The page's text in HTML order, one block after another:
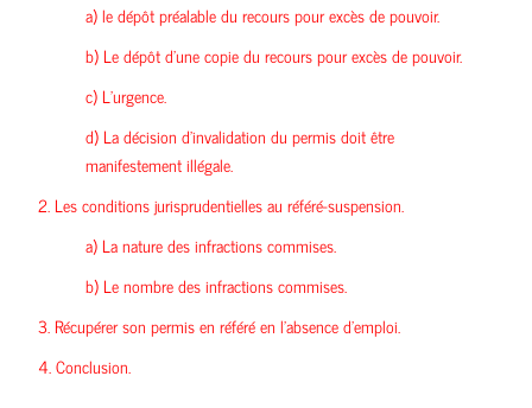
a)le dépôt préalable du recours pour excès de pouvoir.
b) Le dépôt d’une copie du recours pour excès de pouvoir.
c) L’urgence.
d) La décision d’invalidation du permis doit être
manifestement illégale.
2. Les conditions jurisprudentielles au référé-suspension.
a) La nature des infractions commises.
b) Le nombre des infractions commises.
3. Récupérer son permis en référé en l’absence d’emploi.
4.Conclusion.